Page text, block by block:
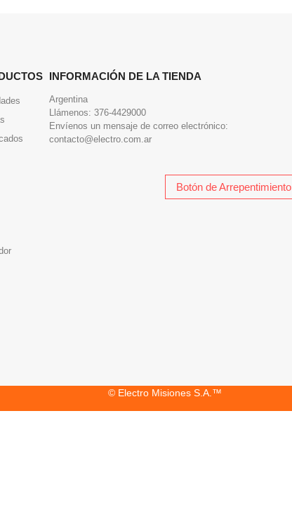
INFORMACIÓN DE LA TIENDA
Argentina
Llámenos: 376-4429000
Envíenos un mensaje de correo electrónico:
contacto@electro.com.ar
Botón de Arrepentimiento
© Electro Misiones S.A.™